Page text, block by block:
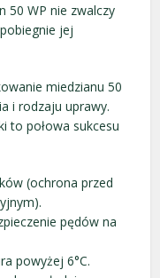
50 WP nie zwalczy
jej
miedzianu 50
i rodzaju uprawy.
to połowa sukcesu
(ochrona przed
pędów na
powyżej 6°C.